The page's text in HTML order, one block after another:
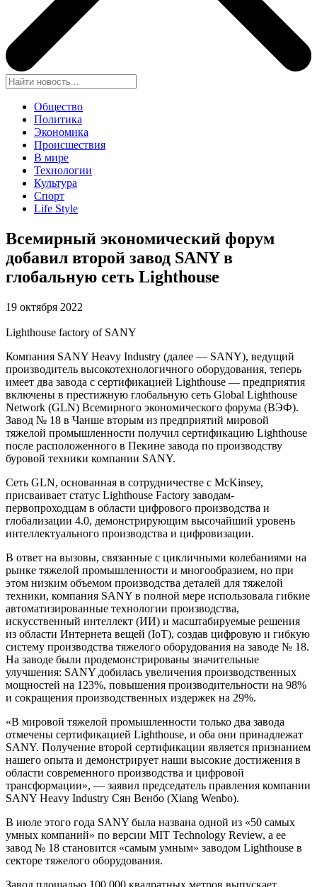
Общество
Политика
Экономика
Происшествия
В мире
Технологии
Культура
Спорт
Life Style
Всемирный экономический форум
добавил второй завод SANY в
глобальную сеть Lighthouse
19 октября 2022
Lighthouse factory of SANY
Компания SANY Heavy Industry (далее — SANY), ведущий
производитель высокотехнологичного оборудования, теперь
имеет два завода с сертификацией Lighthouse — предприятия
включены в престижную глобальную сеть Global Lighthouse
Network (GLN) Всемирного экономического форума (ВЭФ).
Завод № 18 в Чанше вторым из предприятий мировой
тяжелой промышленности получил сертификацию Lighthouse
после расположенного в Пекине завода по производству
буровой техники компании SANY.
Сеть GLN, основанная в сотрудничестве с McKinsey,
присваивает статус Lighthouse Factory заводам-
первопроходцам в области цифрового производства и
глобализации 4.0, демонстрирующим высочайший уровень
интеллектуального производства и цифровизации.
В ответ на вызовы, связанные с цикличными колебаниями на
рынке тяжелой промышленности и многообразием, но при
этом низким объемом производства деталей для тяжелой
техники, компания SANY в полной мере использовала гибкие
автоматизированные технологии производства,
искусственный интеллект (ИИ) и масштабируемые решения
из области Интернета вещей (IoT), создав цифровую и гибкую
систему производства тяжелого оборудования на заводе № 18.
На заводе были продемонстрированы значительные
улучшения: SANY добилась увеличения производственных
мощностей на 123%, повышения производительности на 98%
и сокращения производственных издержек на 29%.
«В мировой тяжелой промышленности только два завода
отмечены сертификацией Lighthouse, и оба они принадлежат
SANY. Получение второй сертификации является признанием
нашего опыта и демонстрирует наши высокие достижения в
области современного производства и цифровой
трансформации», — заявил председатель правления компании
SANY Heavy Industry Сян Венбо (Xiang Wenbo).
В июле этого года SANY была названа одной из «50 самых
умных компаний» по версии MIT Technology Review, а ее
завод № 18 становится «самым умным» заводом Lighthouse в
секторе тяжелого оборудования.
Завод площадью 100 000 квадратных метров выпускает